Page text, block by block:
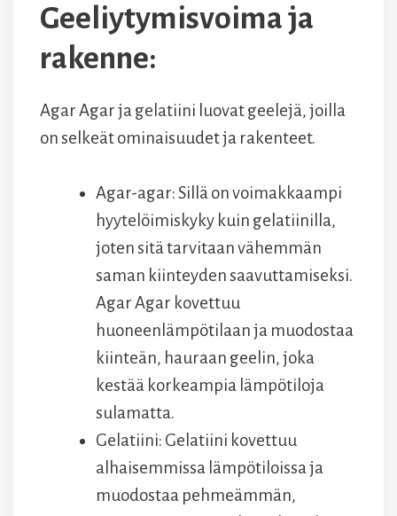
Geeliytymisvoima ja
rakenne:
Agar Agar ja gelatiini luovat geelejä, joilla
on selkeät ominaisuudet ja rakenteet.
Agar-agar: Sillä on voimakkaampi
hyytelöimiskyky kuin gelatiinilla,
joten sitä tarvitaan vähemmän
saman kiinteyden saavuttamiseksi.
Agar Agar kovettuu
huoneenlämpötilaan ja muodostaa
kiinteän, hauraan geelin, joka
kestää korkeampia lämpötiloja
sulamatta.
Gelatiini: Gelatiini kovettuu
alhaisemmissa lämpötiloissa ja
muodostaa pehmeämmän,